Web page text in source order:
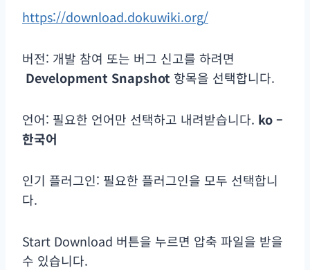
https://download.dokuwiki.org/
버전: 개발 참여 또는 버그 신고를 하려면
Development Snapshot 항목을 선택합니다.
언어: 필요한 언어만 선택하고 내려받습니다. ko –
한국어
인기 플러그인: 필요한 플러그인을 모두 선택합니
다.
Start Download 버튼을 누르면 압축 파일을 받을
수 있습니다.